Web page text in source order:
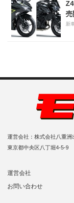
売
新
運営会社：株式会社八重洲
東京都中央区八丁堀4-5-9
運営会社
お問い合わせ